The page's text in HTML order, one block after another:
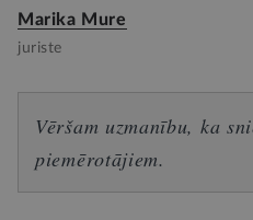
Marika Mure
juriste
Vēršam uzmanību, ka
piemērotājiem.